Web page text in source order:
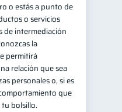
o estás a punto de
o servicios
de intermediación
la
permitirá
relación que sea
personales o, si es
que
bolsillo.